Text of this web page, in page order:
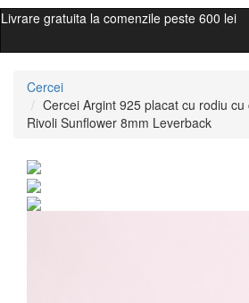
Livrare gratuita la comenzile peste 600 lei
Cercei
Cercei Argint 925 placat cu rodiu
Rivoli Sunflower 8mm Leverback